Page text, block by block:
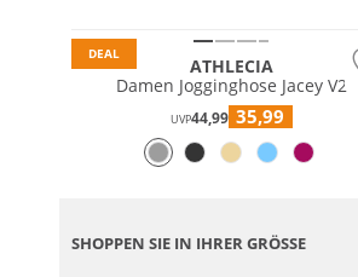
DEAL
ATHLECIA
Damen Jogginghose Jacey V2
UVP44,99 35,99
SHOPPEN SIE IN IHRER GRÖSSE